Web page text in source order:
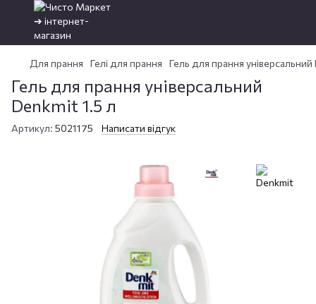
Для прання Гелі для прання Гель для прання
Гель для прання універсальний
Denkmit 1.5 л
Артикул: 5021175 Написати відгук